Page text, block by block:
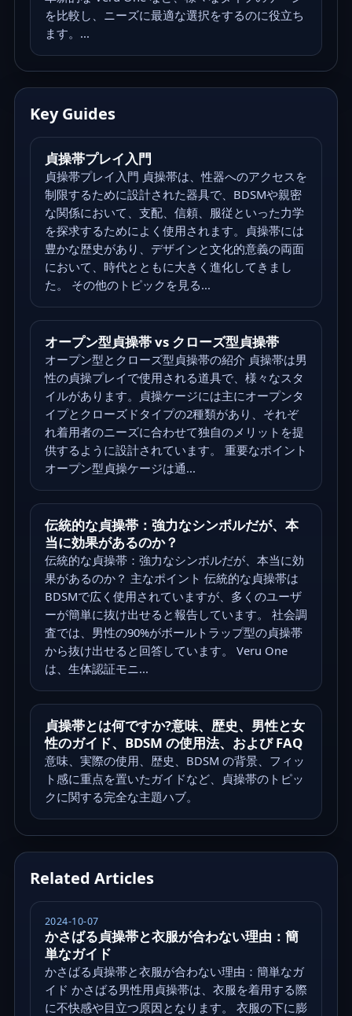
を比較し、ニーズに最適な選択をするのに役立ち
ます。...
Key Guides
貞操帯プレイ入門
貞操帯プレイ入門 貞操帯は、性器へのアクセスを
制限するために設計された器具で、BDSMや親密
な関係において、支配、信頼、服従といった力学
を探求するためによく使用されます。貞操帯には
豊かな歴史があり、デザインと文化的意義の両面
において、時代とともに大きく進化してきまし
た。 その他のトピックを見る...
オープン型貞操帯 vs クローズ型貞操帯
オープン型とクローズ型貞操帯の紹介 貞操帯は男
性の貞操プレイで使用される道具で、様々なスタ
イルがあります。貞操ケージには主にオープンタ
イプとクローズドタイプの2種類があり、それぞ
れ着用者のニーズに合わせて独自のメリットを提
供するように設計されています。 重要なポイント
オープン型貞操ケージは通...
伝統的な貞操帯：強力なシンボルだが、本
当に効果があるのか？
伝統的な貞操帯：強力なシンボルだが、本当に効
果があるのか？ 主なポイント 伝統的な貞操帯は
BDSMで広く使用されていますが、多くのユーザ
ーが簡単に抜け出せると報告しています。 社会調
査では、男性の90%がボールトラップ型の貞操帯
から抜け出せると回答しています。 Veru One
は、生体認証モニ...
貞操帯とは何ですか?意味、歴史、男性と女
性のガイド、BDSM の使用法、および FAQ
意味、実際の使用、歴史、BDSM の背景、フィッ
ト感に重点を置いたガイドなど、貞操帯のトピッ
クに関する完全な主題ハブ。
Related Articles
2024-10-07
かさばる貞操帯と衣服が合わない理由：簡
単なガイド
かさばる貞操帯と衣服が合わない理由：簡単なガ
イド かさばる男性用貞操帯は、衣服を着用する際
に不快感や目立つ原因となります。 衣服の下に膨